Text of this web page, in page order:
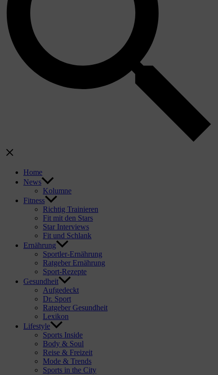
Home
News
Kolumne
Fitness
Richtig Trainieren
Fit mit den Stars
Star Interviews
Fit und Schlank
Ernährung
Sportler-Ernährung
Ratgeber Ernährung
Sport-Rezepte
Gesundheit
Aufgedeckt
Dr. Sport
Ratgeber Gesundheit
Lexikon
Lifestyle
Sports Inside
Body & Soul
Reise & Freizeit
Mode & Trends
Sports in the City